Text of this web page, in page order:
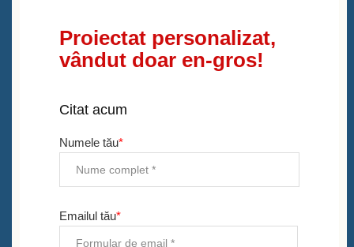
Proiectat personalizat,
vândut doar en-gros!
Citat acum
Numele tău*
Emailul tău*